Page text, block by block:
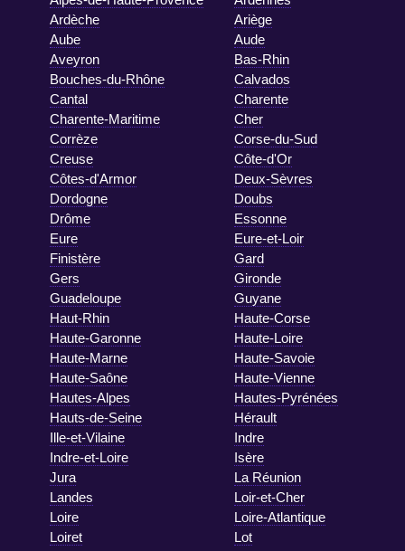
Ardèche
Ariège
Aube
Aude
Aveyron
Bas-Rhin
Bouches-du-Rhône
Calvados
Cantal
Charente
Charente-Maritime
Cher
Corrèze
Corse-du-Sud
Creuse
Côte-d'Or
Côtes-d'Armor
Deux-Sèvres
Dordogne
Doubs
Drôme
Essonne
Eure
Eure-et-Loir
Finistère
Gard
Gers
Gironde
Guadeloupe
Guyane
Haut-Rhin
Haute-Corse
Haute-Garonne
Haute-Loire
Haute-Marne
Haute-Savoie
Haute-Saône
Haute-Vienne
Hautes-Alpes
Hautes-Pyrénées
Hauts-de-Seine
Hérault
Ille-et-Vilaine
Indre
Indre-et-Loire
Isère
Jura
La Réunion
Landes
Loir-et-Cher
Loire
Loire-Atlantique
Loiret
Lot